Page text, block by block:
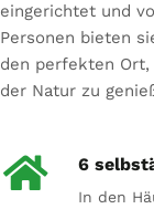
eingerichtet und
Personen bieten
den perfekten
der Natur zu
6
In den